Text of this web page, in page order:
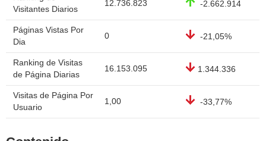
Visitantes Diarios
12.736.823 -2.662.914
Páginas Vistas Por
Dia
0 -21,05%
Ranking de Visitas
de Página Diarias
16.153.095 1.344.336
Visitas de Página Por
Usuario
1,00 -33,77%